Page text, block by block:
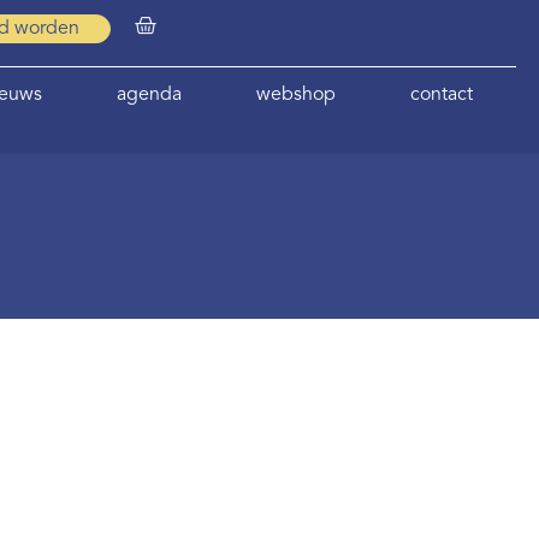
worden
agenda webshop contact